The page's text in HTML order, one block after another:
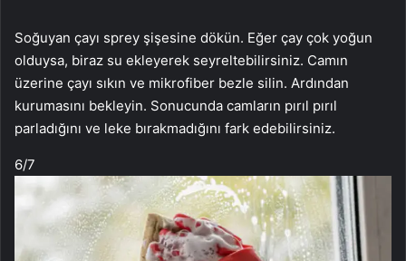
Soğuyan çayı sprey şişesine dökün. Eğer çay çok yoğun
olduysa, biraz su ekleyerek seyreltebilirsiniz. Camın
üzerine çayı sıkın ve mikrofiber bezle silin. Ardından
kurumasını bekleyin. Sonucunda camların pırıl pırıl
parladığını ve leke bırakmadığını fark edebilirsiniz.
6/7